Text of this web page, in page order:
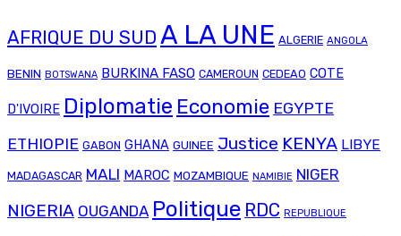
AFRIQUE DU SUD A LA UNE ALGERIE ANGOLA
BENIN BOTSWANA BURKINA FASO CAMEROUN CEDEAO COTE
D'IVOIRE Diplomatie Economie EGYPTE
ETHIOPIE GABON GHANA GUINEE Justice KENYA LIBYE
MADAGASCAR MALI MAROC MOZAMBIQUE NAMIBIE NIGER
NIGERIA OUGANDA Politique RDC REPUBLIQUE